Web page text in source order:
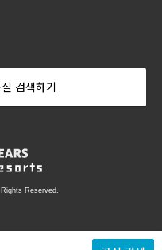
검색하기
Reserved.